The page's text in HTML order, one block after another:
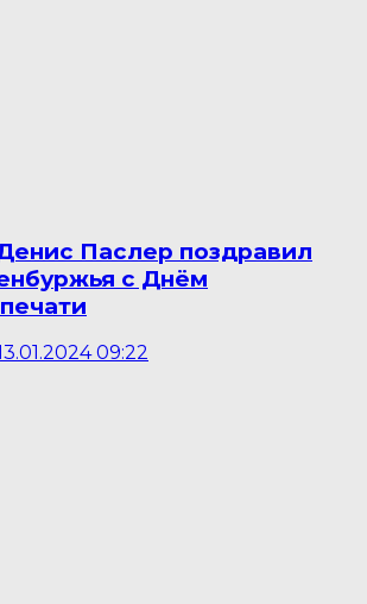
Паслер поздравил
с Днём
09:22